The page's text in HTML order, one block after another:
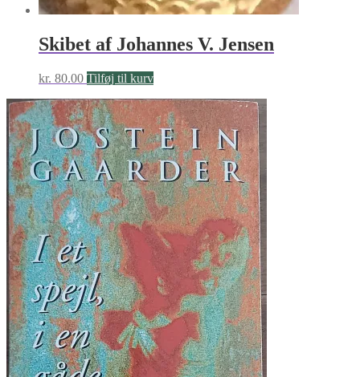
Skibet af Johannes V. Jensen
kr. 80.00 Tilføj til kurv